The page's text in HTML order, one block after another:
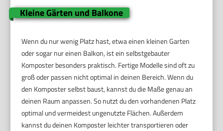
Kleine Gärten und Balkone
Wenn du nur wenig Platz hast, etwa einen kleinen Garten
oder sogar nur einen Balkon, ist ein selbstgebauter
Komposter besonders praktisch. Fertige Modelle sind oft zu
groß oder passen nicht optimal in deinen Bereich. Wenn du
den Komposter selbst baust, kannst du die Maße genau an
deinen Raum anpassen. So nutzt du den vorhandenen Platz
optimal und vermeidest ungenutzte Flächen. Außerdem
kannst du deinen Komposter leichter transportieren oder